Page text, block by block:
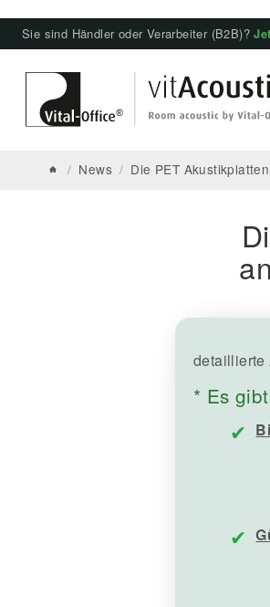
Sie sind Händler oder Verarbeiter (B2B)?
/ News / Die PET
detaillierte
* Es